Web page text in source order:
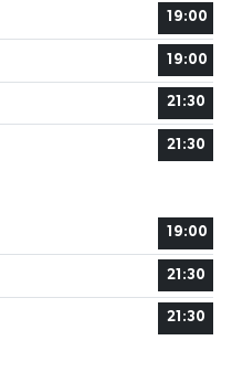
19:00
19:00
21:30
21:30
19:00
21:30
21:30